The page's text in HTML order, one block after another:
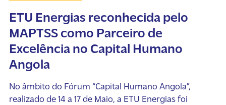
ETU Energias reconhecida pelo
MAPTSS como Parceiro de
Excelência no Capital Humano
Angola
No âmbito do Fórum “Capital Humano Angola”,
realizado de 14 a 17 de Maio, a ETU Energias foi